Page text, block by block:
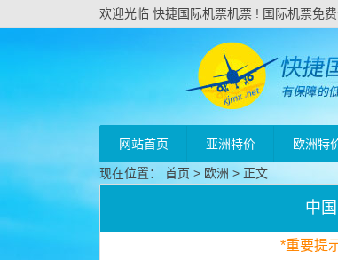
欢迎光临 快捷国际机票机票 ! 国际机票免
网站首页 亚洲特价 欧洲特
现在位置： 首页 > 欧洲 > 正文
中
*重要提